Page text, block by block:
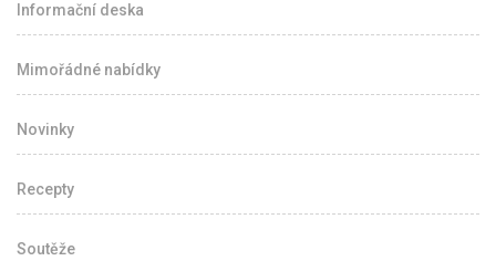
Informační deska
Mimořádné nabídky
Novinky
Recepty
Soutěže